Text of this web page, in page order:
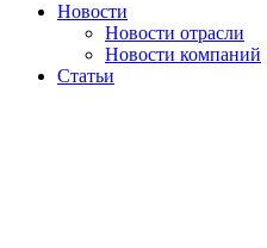
Новости
Новости отрасли
Новости компаний
Статьи